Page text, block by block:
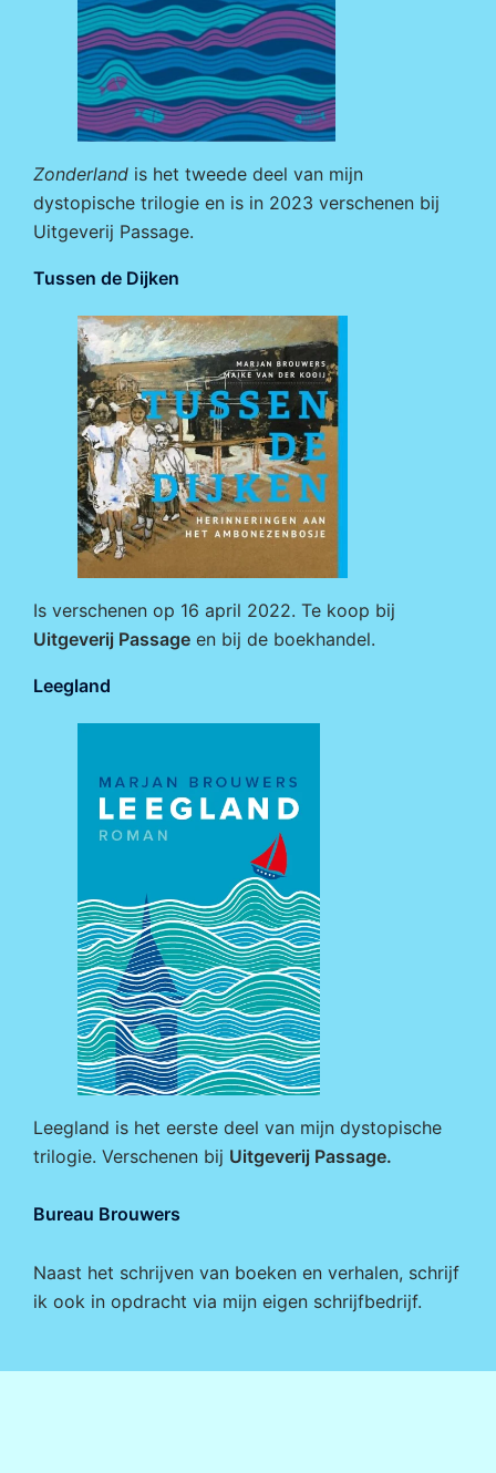
Zonderland is het tweede deel van mijn
dystopische trilogie en is in 2023 verschenen bij
Uitgeverij Passage.
Tussen de Dijken
Is verschenen op 16 april 2022. Te koop bij
Uitgeverij Passage en bij de boekhandel.
Leegland
Leegland is het eerste deel van mijn dystopische
trilogie. Verschenen bij Uitgeverij Passage.
Bureau Brouwers
Naast het schrijven van boeken en verhalen, schrijf
ik ook in opdracht via mijn eigen schrijfbedrijf.